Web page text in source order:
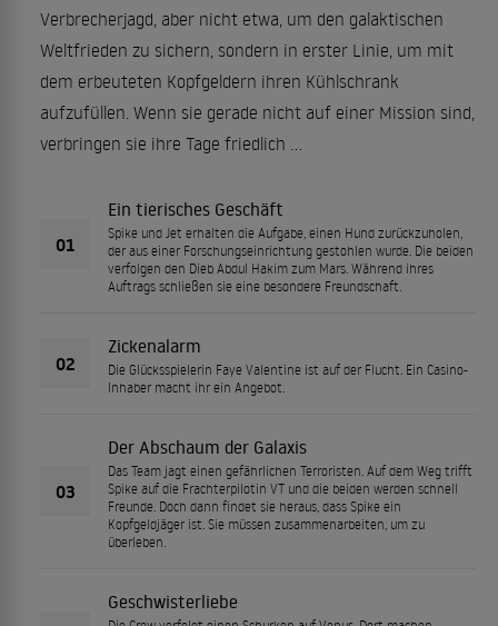
Verbrecherjagd, aber nicht etwa, um den galaktischen
Weltfrieden zu sichern, sondern in erster Linie, um mit
dem erbeuteten Kopfgeldern ihren Kühlschrank
aufzufüllen. Wenn sie gerade nicht auf einer Mission sind,
verbringen sie ihre Tage friedlich …
01
Ein tierisches Geschäft
Spike und Jet erhalten die Aufgabe, einen Hund zurückzuholen,
der aus einer Forschungseinrichtung gestohlen wurde. Die beiden
verfolgen den Dieb Abdul Hakim zum Mars. Während ihres
Auftrags schließen sie eine besondere Freundschaft.
02
Zickenalarm
Die Glücksspielerin Faye Valentine ist auf der Flucht. Ein Casino-
Inhaber macht ihr ein Angebot.
03
Der Abschaum der Galaxis
Das Team jagt einen gefährlichen Terroristen. Auf dem Weg trifft
Spike auf die Frachterpilotin VT und die beiden werden schnell
Freunde. Doch dann findet sie heraus, dass Spike ein
Kopfgeldjäger ist. Sie müssen zusammenarbeiten, um zu
überleben.
Geschwisterliebe